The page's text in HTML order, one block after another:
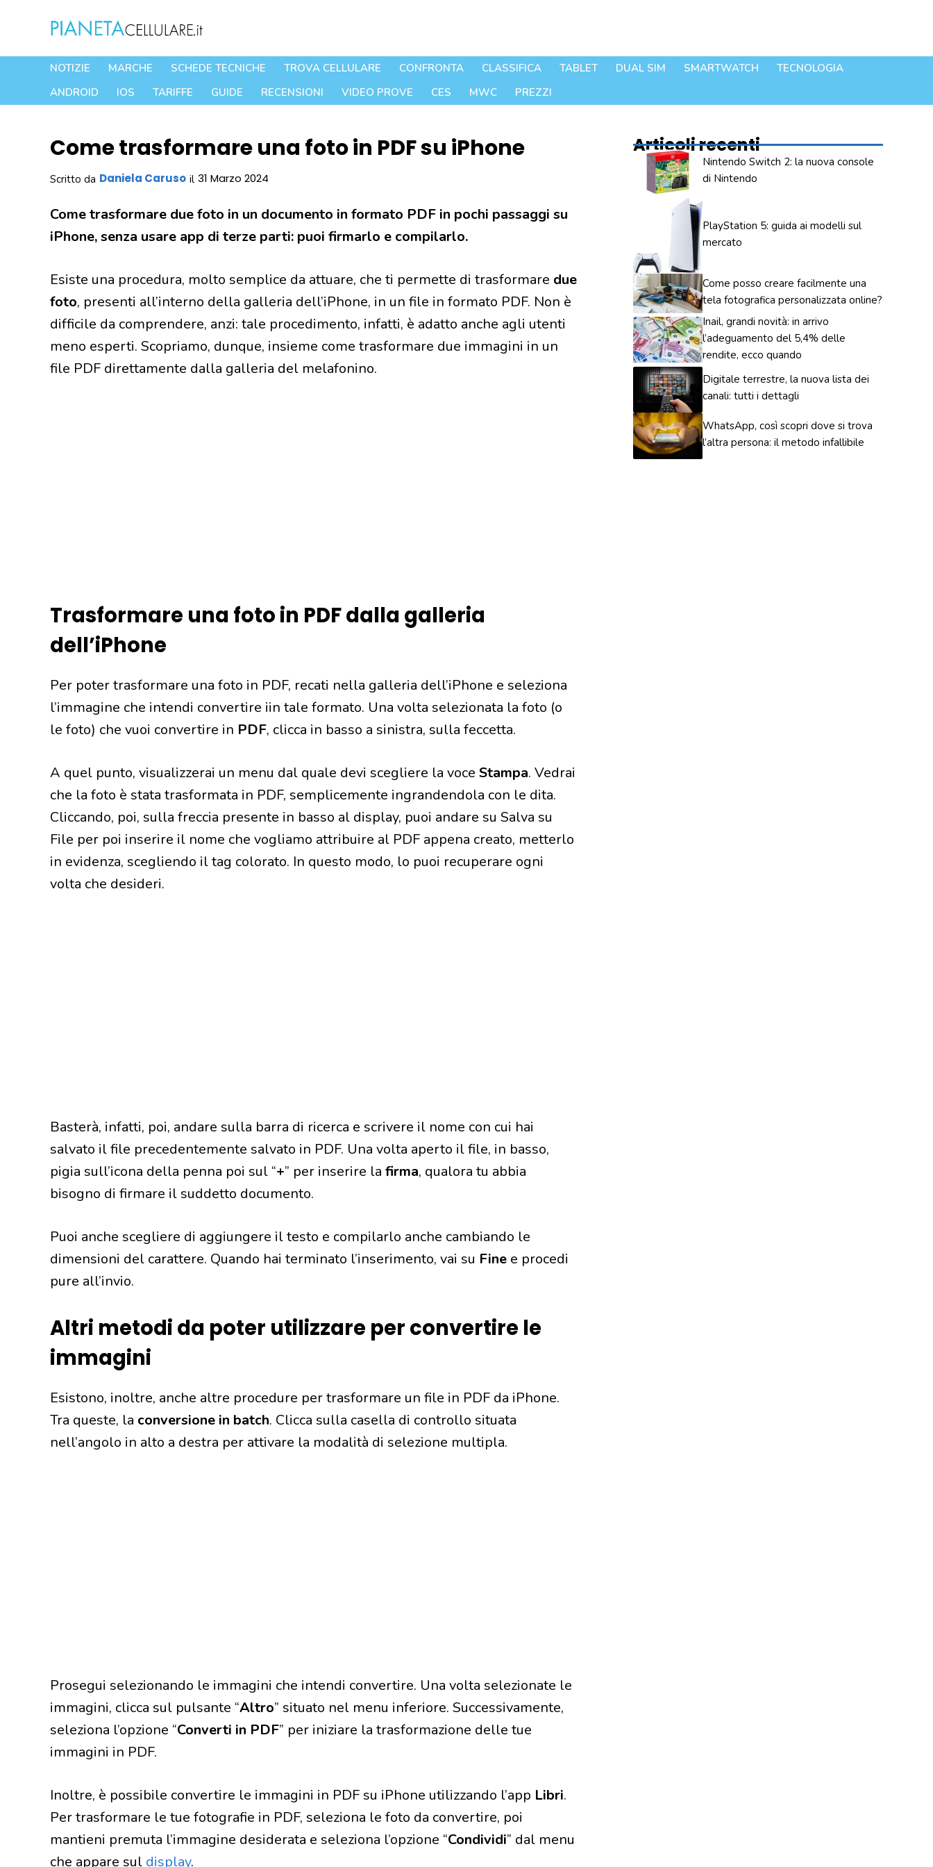
contenuto
NOTIZIE MARCHE SCHEDE TECNICHE TROVA CELLULARE CONFRONTA CLASSIFICA TABLET DUAL SIM SMARTWATCH
TECNOLOGIA
ANDROID
IOS TARIFFE GUIDE RECENSIONI VIDEO PROVE CES MWC PREZZI
Come trasformare una foto in PDF su iPhone
Scritto da Daniela Caruso il 31 Marzo 2024
Come trasformare due foto in un documento in formato PDF in pochi passaggi su
iPhone, senza usare app di terze parti: puoi firmarlo e compilarlo.
Esiste una procedura, molto semplice da attuare, che ti permette di trasformare due
foto, presenti all’interno della galleria dell’iPhone, in un file in formato PDF. Non è
difficile da comprendere, anzi: tale procedimento, infatti, è adatto anche agli utenti
meno esperti. Scopriamo, dunque, insieme come trasformare due immagini in un
file PDF direttamente dalla galleria del melafonino.
Trasformare una foto in PDF dalla galleria
dell’iPhone
Per poter trasformare una foto in PDF, recati nella galleria dell’iPhone e seleziona
l’immagine che intendi convertire iin tale formato. Una volta selezionata la foto (o
le foto) che vuoi convertire in PDF, clicca in basso a sinistra, sulla feccetta.
A quel punto, visualizzerai un menu dal quale devi scegliere la voce Stampa. Vedrai
che la foto è stata trasformata in PDF, semplicemente ingrandendola con le dita.
Cliccando, poi, sulla freccia presente in basso al display, puoi andare su Salva su
File per poi inserire il nome che vogliamo attribuire al PDF appena creato, metterlo
in evidenza, scegliendo il tag colorato. In questo modo, lo puoi recuperare ogni
volta che desideri.
Basterà, infatti, poi, andare sulla barra di ricerca e scrivere il nome con cui hai
salvato il file precedentemente salvato in PDF. Una volta aperto il file, in basso,
pigia sull’icona della penna poi sul “+” per inserire la firma, qualora tu abbia
bisogno di firmare il suddetto documento.
Puoi anche scegliere di aggiungere il testo e compilarlo anche cambiando le
dimensioni del carattere. Quando hai terminato l’inserimento, vai su Fine e procedi
pure all’invio.
Altri metodi da poter utilizzare per convertire le
immagini
Esistono, inoltre, anche altre procedure per trasformare un file in PDF da iPhone.
Tra queste, la conversione in batch. Clicca sulla casella di controllo situata
nell’angolo in alto a destra per attivare la modalità di selezione multipla.
Prosegui selezionando le immagini che intendi convertire. Una volta selezionate le
immagini, clicca sul pulsante “Altro” situato nel menu inferiore. Successivamente,
seleziona l’opzione “Converti in PDF” per iniziare la trasformazione delle tue
immagini in PDF.
Inoltre, è possibile convertire le immagini in PDF su iPhone utilizzando l’app Libri.
Per trasformare le tue fotografie in PDF, seleziona le foto da convertire, poi
mantieni premuta l’immagine desiderata e seleziona l’opzione “Condividi” dal menu
che appare sul display.
Articoli recenti
Nintendo Switch 2: la nuova console
di Nintendo
PlayStation 5: guida ai modelli sul
mercato
Come posso creare facilmente una
tela fotografica personalizzata online?
Inail, grandi novità: in arrivo
l’adeguamento del 5,4% delle
rendite, ecco quando
Digitale terrestre, la nuova lista dei
canali: tutti i dettagli
WhatsApp, così scopri dove si trova
l’altra persona: il metodo infallibile